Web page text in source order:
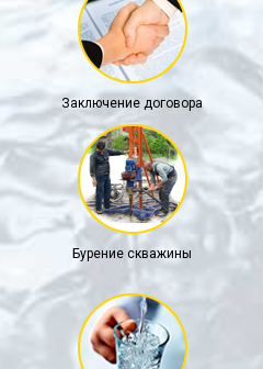
Заключение договора
Бурение скважины